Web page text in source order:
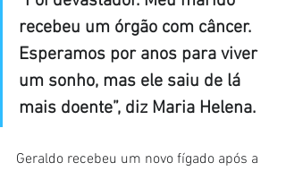
recebeu um órgão com câncer.
Esperamos por anos para viver
um sonho, mas ele saiu de lá
mais doente”, diz Maria Helena.
Geraldo recebeu um novo fígado após a